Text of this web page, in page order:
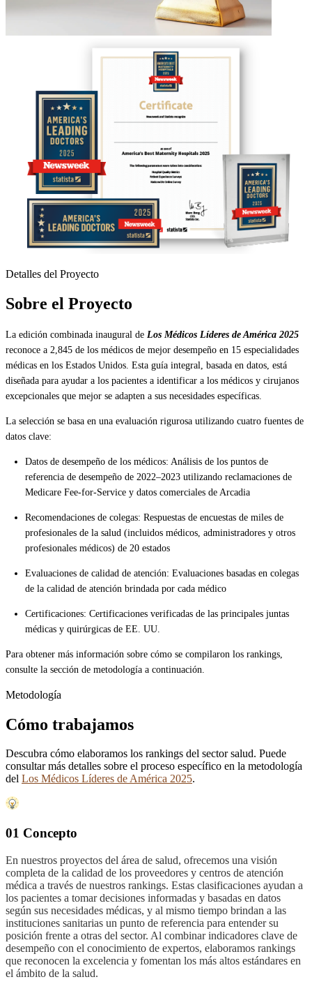
Detalles del Proyecto
Sobre el Proyecto
La edición combinada inaugural de Los Médicos Líderes de América 2025
reconoce a 2,845 de los médicos de mejor desempeño en 15 especialidades
médicas en los Estados Unidos. Esta guía integral, basada en datos, está
diseñada para ayudar a los pacientes a identificar a los médicos y cirujanos
excepcionales que mejor se adapten a sus necesidades específicas.
La selección se basa en una evaluación rigurosa utilizando cuatro fuentes de
datos clave:
Datos de desempeño de los médicos: Análisis de los puntos de
referencia de desempeño de 2022–2023 utilizando reclamaciones de
Medicare Fee-for-Service y datos comerciales de Arcadia
Recomendaciones de colegas: Respuestas de encuestas de miles de
profesionales de la salud (incluidos médicos, administradores y otros
profesionales médicos) de 20 estados
Evaluaciones de calidad de atención: Evaluaciones basadas en colegas
de la calidad de atención brindada por cada médico
Certificaciones: Certificaciones verificadas de las principales juntas
médicas y quirúrgicas de EE. UU.
Para obtener más información sobre cómo se compilaron los rankings,
consulte la sección de metodología a continuación.
Metodología
Cómo trabajamos
Descubra cómo elaboramos los rankings del sector salud. Puede
consultar más detalles sobre el proceso específico en la metodología
del Los Médicos Líderes de América 2025.
01 Concepto
En nuestros proyectos del área de salud, ofrecemos una visión
completa de la calidad de los proveedores y centros de atención
médica a través de nuestros rankings. Estas clasificaciones ayudan a
los pacientes a tomar decisiones informadas y basadas en datos
según sus necesidades médicas, y al mismo tiempo brindan a las
instituciones sanitarias un punto de referencia para entender su
posición frente a otras del sector. Al combinar indicadores clave de
desempeño con el conocimiento de expertos, elaboramos rankings
que reconocen la excelencia y fomentan los más altos estándares en
el ámbito de la salud.